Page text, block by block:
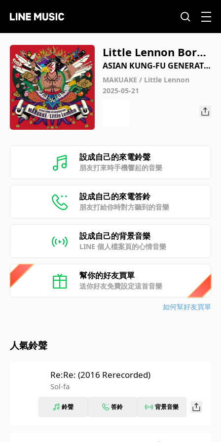
Little Lennon Born i
n 1976 version
ASIAN KUNG-FU GENERATI
ON
MAKUAKE / Little Lennon
2025-05-21
設成自己的來電鈴聲
朋友打來時手機響起的音樂
設成自己的來電答鈴
朋友打給你時對方聽到的音樂
設成自己的背景音樂
LINE 個人檔案頁的心情音樂
幫你的好友買單
送你好友免費設定這首音樂
如何幫好友買單
人氣鈴聲
Re:Re: (2016 Rerecorded)
Sol-fa
鈴聲 答鈴 背景音樂